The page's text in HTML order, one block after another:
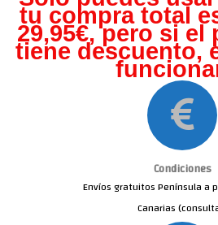
tu compra total
29,95€, pero si el
tiene descuento,
Condiciones
Envíos gratuitos Península a
Canarias